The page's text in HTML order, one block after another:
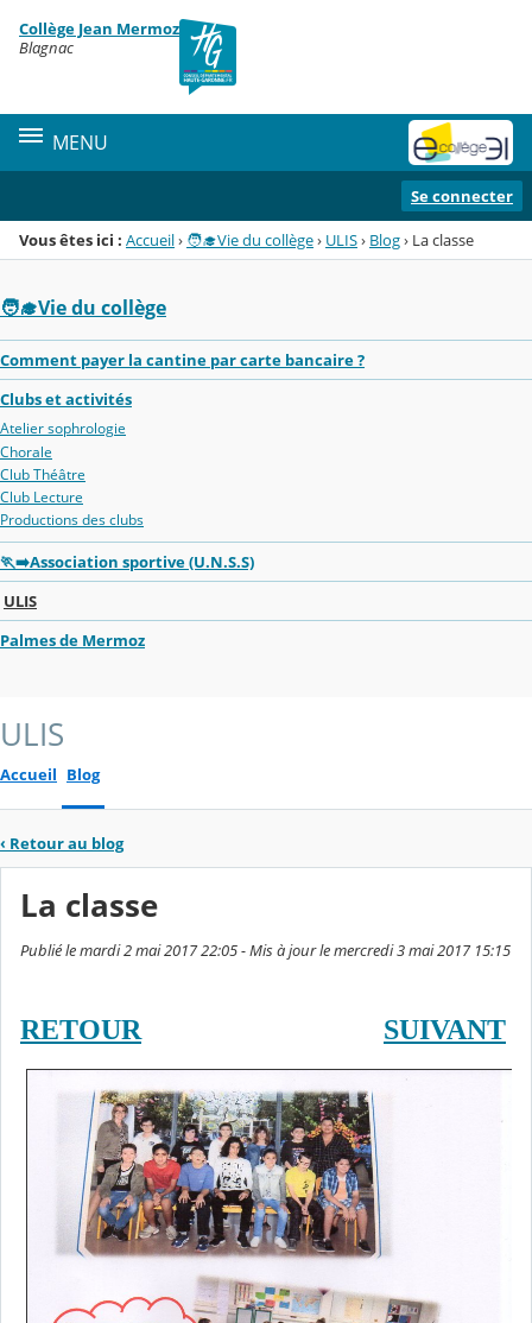
Menu de la rubrique
Contenu
Collège Jean Mermoz
Blagnac
MENU
Se connecter
Vous êtes ici : Accueil› 🧑‍🎓Vie du collège› ULIS› Blog› La classe
🧑‍🎓Vie du collège
Comment payer la cantine par carte bancaire ?
Clubs et activités
Atelier sophrologie
Chorale
Club Théâtre
Club Lecture
Productions des clubs
🏃‍➡️Association sportive (U.N.S.S)
ULIS
Palmes de Mermoz
ULIS
Accueil Blog
‹ Retour au blog
La classe
Publié le mardi 2 mai 2017 22:05 - Mis à jour le mercredi 3 mai 2017 15:15
RETOUR SUIVANT